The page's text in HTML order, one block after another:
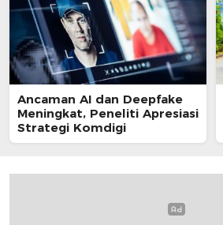
Ancaman AI dan Deepfake
Meningkat, Peneliti Apresiasi
Strategi Komdigi